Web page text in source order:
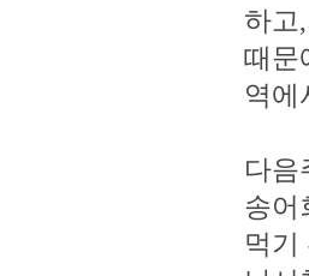
하고
때문
역에
다음
송어
먹기